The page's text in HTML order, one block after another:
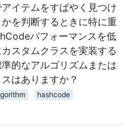
イテムをすばやく見つけ
を判断するときに特に重
パフォーマンスを低
スタムクラスを実装する
的なアルゴリズムまたは
はありますか？
hashcode